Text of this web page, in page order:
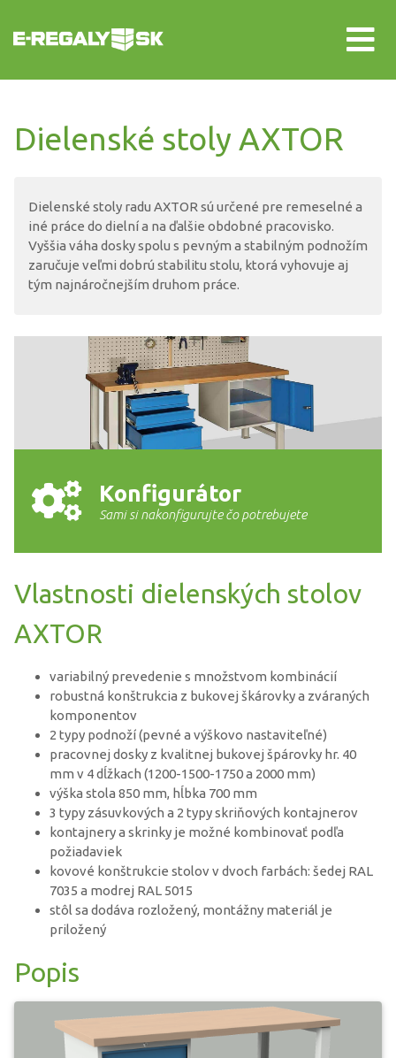
Dielenské stoly AXTOR
Dielenské stoly radu AXTOR sú určené pre remeselné a
iné práce do dielní a na ďalšie obdobné pracovisko.
Vyššia váha dosky spolu s pevným a stabilným podnožím
zaručuje veľmi dobrú stabilitu stolu, ktorá vyhovuje aj
tým najnáročnejším druhom práce.
Konfigurátor
Sami si nakonfigurujte čo potrebujete
Vlastnosti dielenských stolov
AXTOR
variabilný prevedenie s množstvom kombinácií
robustná konštrukcia z bukovej škárovky a zváraných
komponentov
2 typy podnoží (pevné a výškovo nastaviteľné)
pracovnej dosky z kvalitnej bukovej špárovky hr. 40
mm v 4 dĺžkach (1200-1500-1750 a 2000 mm)
výška stola 850 mm, hĺbka 700 mm
3 typy zásuvkových a 2 typy skriňových kontajnerov
kontajnery a skrinky je možné kombinovať podľa
požiadaviek
kovové konštrukcie stolov v dvoch farbách: šedej RAL
7035 a modrej RAL 5015
stôl sa dodáva rozložený, montážny materiál je
priložený
Popis